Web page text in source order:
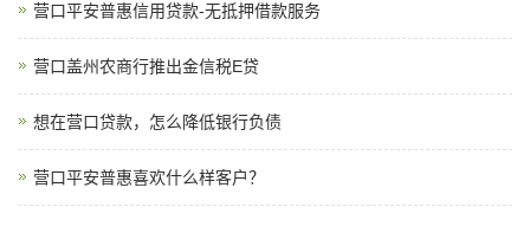
营口平安普惠信用贷款-无抵押借款服务
营口盖州农商行推出金信税E贷
想在营口贷款，怎么降低银行负债
营口平安普惠喜欢什么样客户？